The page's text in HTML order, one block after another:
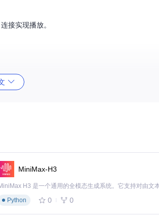
接实现播放。
，就能轻松接入。
混音电台。
MiniMax-H3
Python
0 0